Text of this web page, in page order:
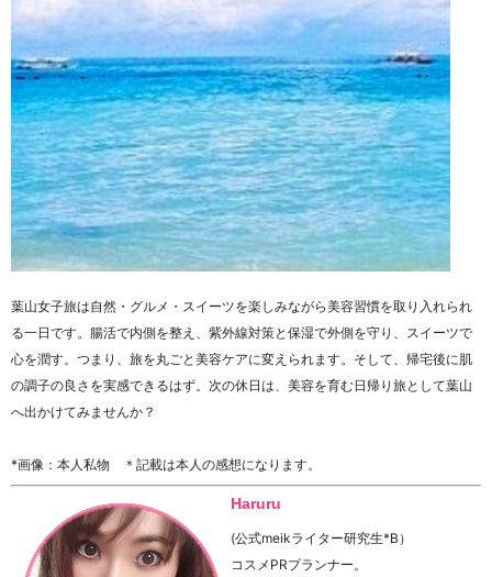
葉山女子旅は自然・グルメ・スイーツを楽しみながら美容習慣を取り入れられ
る一日です。腸活で内側を整え、紫外線対策と保湿で外側を守り、スイーツで
心を潤す。つまり、旅を丸ごと美容ケアに変えられます。そして、帰宅後に肌
の調子の良さを実感できるはず。次の休日は、美容を育む日帰り旅として葉山
へ出かけてみませんか？
*画像：本人私物 ＊記載は本人の感想になります。
Haruru
(公式meikライター研究生*B）
コスメPRプランナー。